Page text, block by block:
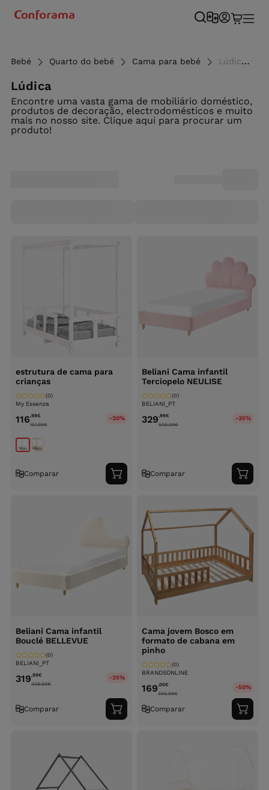
Bebé Quarto do bebé Cama para bebé Lúdica - Conforama
Lúdica
Encontre uma vasta gama de mobiliário doméstico,
produtos de decoração, electrodomésticos e muito
mais no nosso site. Clique aqui para procurar um
produto!
estrutura de cama para
crianças
My Essenza
(0)
116,98€
151.99€
-20%
Comparar
Adicionar
ao
Beliani Cama infantil
Terciopelo NEULISE
BELIANI_PT
(0)
329,99€
508.99€
-35%
Comparar
ao
Beliani Cama infantil
Bouclé BELLEVUE
BELIANI_PT
(0)
319,99€
438.99€
-25%
Comparar
Adicionar
ao
Cama jovem Bosco em
formato de cabana em
pinho
BRANDSONLINE
(0)
169,00€
356.99€
-50%
Comparar
ao